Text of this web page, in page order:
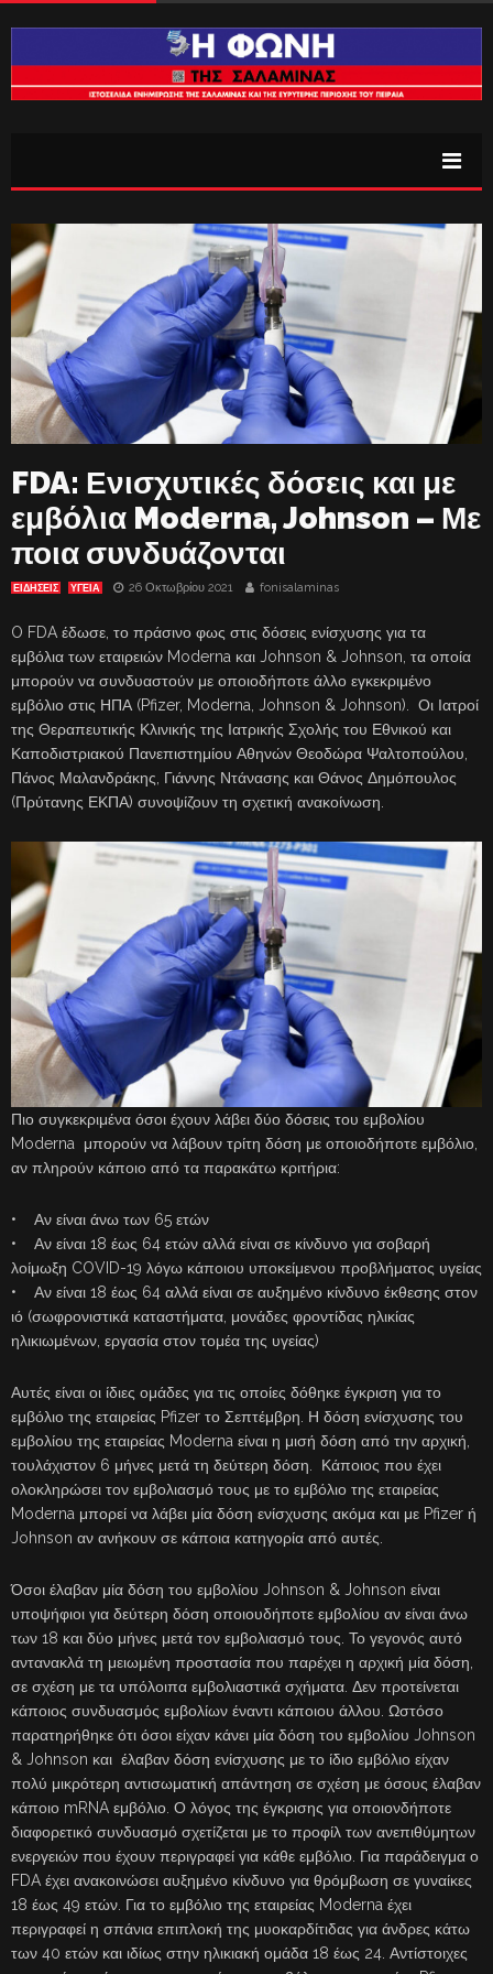
FDA: Ενισχυτικές δόσεις και με
εμβόλια Moderna, Johnson – Με
ποια συνδυάζονται
ΕΙΔΗΣΕΙΣ ΥΓΕΙΑ 26 Οκτωβρίου 2021 fonisalaminas
O FDA έδωσε, το πράσινο φως στις δόσεις ενίσχυσης για τα
εμβόλια των εταιρειών Moderna και Johnson & Johnson, τα οποία
μπορούν να συνδυαστούν με οποιοδήποτε άλλο εγκεκριμένο
εμβόλιο στις ΗΠΑ (Pfizer, Moderna, Johnson & Johnson). Οι Ιατροί
της Θεραπευτικής Κλινικής της Ιατρικής Σχολής του Εθνικού και
Καποδιστριακού Πανεπιστημίου Αθηνών Θεοδώρα Ψαλτοπούλου,
Πάνος Μαλανδράκης, Γιάννης Ντάνασης και Θάνος Δημόπουλος
(Πρύτανης ΕΚΠΑ) συνοψίζουν τη σχετική ανακοίνωση.
Πιο συγκεκριμένα όσοι έχουν λάβει δύο δόσεις του εμβολίου
Moderna μπορούν να λάβουν τρίτη δόση με οποιοδήποτε εμβόλιο,
αν πληρούν κάποιο από τα παρακάτω κριτήρια:
• Αν είναι άνω των 65 ετών
• Αν είναι 18 έως 64 ετών αλλά είναι σε κίνδυνο για σοβαρή
λοίμωξη COVID-19 λόγω κάποιου υποκείμενου προβλήματος υγείας
• Αν είναι 18 έως 64 αλλά είναι σε αυξημένο κίνδυνο έκθεσης στον
ιό (σωφρονιστικά καταστήματα, μονάδες φροντίδας ηλικίας
ηλικιωμένων, εργασία στον τομέα της υγείας)
Αυτές είναι οι ίδιες ομάδες για τις οποίες δόθηκε έγκριση για το
εμβόλιο της εταιρείας Pfizer το Σεπτέμβρη. Η δόση ενίσχυσης του
εμβολίου της εταιρείας Moderna είναι η μισή δόση από την αρχική,
τουλάχιστον 6 μήνες μετά τη δεύτερη δόση. Κάποιος που έχει
ολοκληρώσει τον εμβολιασμό τους με το εμβόλιο της εταιρείας
Moderna μπορεί να λάβει μία δόση ενίσχυσης ακόμα και με Pfizer ή
Johnson αν ανήκουν σε κάποια κατηγορία από αυτές.
Όσοι έλαβαν μία δόση του εμβολίου Johnson & Johnson είναι
υποψήφιοι για δεύτερη δόση οποιουδήποτε εμβολίου αν είναι άνω
των 18 και δύο μήνες μετά τον εμβολιασμό τους. Το γεγονός αυτό
αντανακλά τη μειωμένη προστασία που παρέχει η αρχική μία δόση,
σε σχέση με τα υπόλοιπα εμβολιαστικά σχήματα. Δεν προτείνεται
κάποιος συνδυασμός εμβολίων έναντι κάποιου άλλου. Ωστόσο
παρατηρήθηκε ότι όσοι είχαν κάνει μία δόση του εμβολίου Johnson
& Johnson και έλαβαν δόση ενίσχυσης με το ίδιο εμβόλιο είχαν
πολύ μικρότερη αντισωματική απάντηση σε σχέση με όσους έλαβαν
κάποιο mRNA εμβόλιο. Ο λόγος της έγκρισης για οποιονδήποτε
διαφορετικό συνδυασμό σχετίζεται με το προφίλ των ανεπιθύμητων
ενεργειών που έχουν περιγραφεί για κάθε εμβόλιο. Για παράδειγμα ο
FDA έχει ανακοινώσει αυξημένο κίνδυνο για θρόμβωση σε γυναίκες
18 έως 49 ετών. Για το εμβόλιο της εταιρείας Moderna έχει
περιγραφεί η σπάνια επιπλοκή της μυοκαρδίτιδας για άνδρες κάτω
των 40 ετών και ιδίως στην ηλικιακή ομάδα 18 έως 24. Αντίστοιχες